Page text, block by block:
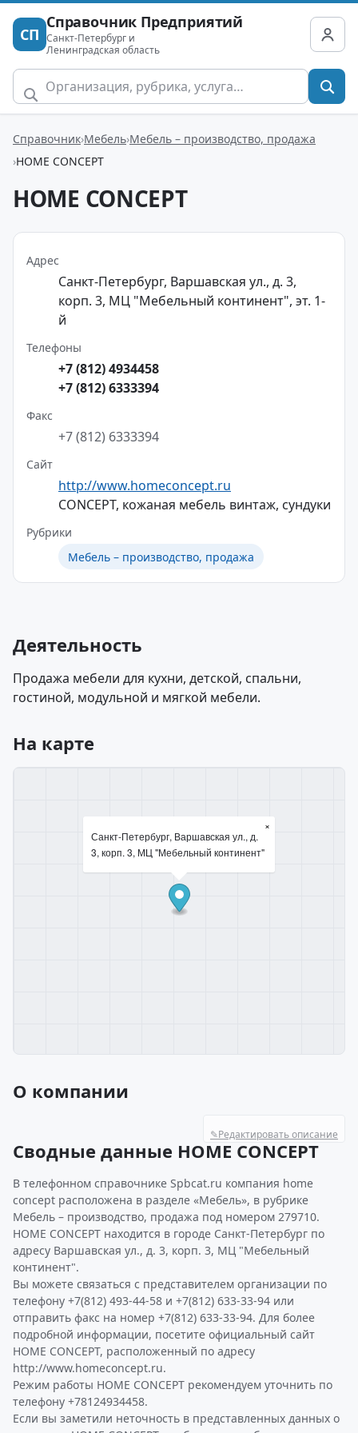
СП
Справочник Предприятий
Санкт-Петербург и
Ленинградская область
Справочник Мебель Мебель – производство, продажа
HOME CONCEPT
HOME CONCEPT
Адрес
Санкт-Петербург, Варшавская ул., д. 3,
корп. 3, МЦ "Мебельный континент", эт. 1-
й
Телефоны
+7 (812) 4934458
+7 (812) 6333394
Факс
+7 (812) 6333394
Сайт
http://www.homeconcept.ru
CONCEPT, кожаная мебель винтаж, сундуки
Рубрики
Мебель – производство, продажа
Деятельность
Продажа мебели для кухни, детской, спальни,
гостиной, модульной и мягкой мебели.
На карте
Санкт-Петербург, Варшавская ул., д.
3, корп. 3, МЦ "Мебельный континент"
×
О компании
✎Редактировать описание
Сводные данные HOME CONCEPT
В телефонном справочнике Spbcat.ru компания home
concept расположена в разделе «Мебель», в рубрике
Мебель – производство, продажа под номером 279710.
HOME CONCEPT находится в городе Санкт-Петербург по
адресу Варшавская ул., д. 3, корп. 3, МЦ "Мебельный
континент".
Вы можете связаться с представителем организации по
телефону +7(812) 493-44-58 и +7(812) 633-33-94 или
отправить факс на номер +7(812) 633-33-94. Для более
подробной информации, посетите официальный сайт
HOME CONCEPT, расположенный по адресу
http://www.homeconcept.ru.
Режим работы HOME CONCEPT рекомендуем уточнить по
телефону +78124934458.
Если вы заметили неточность в представленных данных о